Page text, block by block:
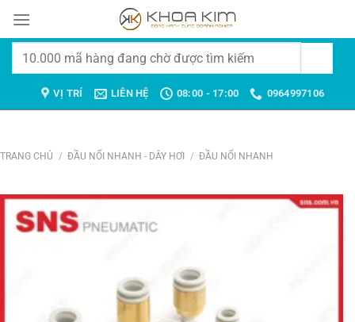
đến
Tìm
VỊ TRÍ LIÊN HỆ 08:00 - 17:00 0964997106
TRANG CHỦ / ĐẦU NỐI NHANH - DÂY HƠI / ĐẦU NỐI NHANH